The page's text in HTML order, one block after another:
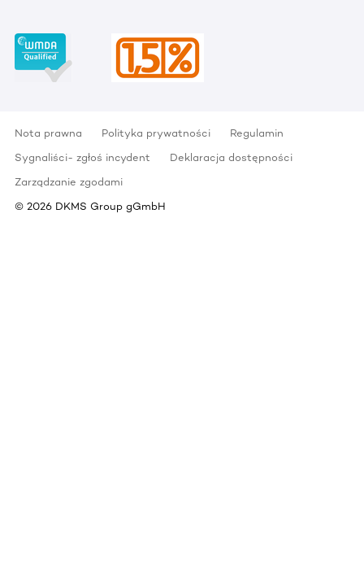
Nota prawna Polityka prywatności
Regulamin
Sygnaliści- zgłoś incydent
Deklaracja dostępności
Zarządzanie zgodami
© 2026 DKMS Group gGmbH